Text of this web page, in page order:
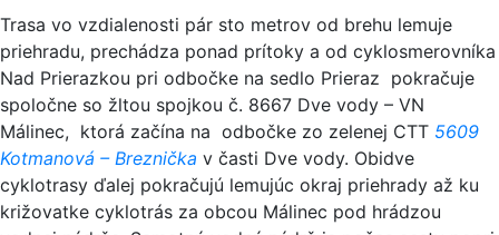
Trasa vo vzdialenosti pár sto metrov od brehu lemuje
priehradu, prechádza ponad prítoky a od cyklosmerovníka
Nad Prierazkou pri odbočke na sedlo Prieraz pokračuje
spoločne so žltou spojkou č. 8667 Dve vody – VN
Málinec, ktorá začína na odbočke zo zelenej CTT 5609
Kotmanová – Breznička v časti Dve vody. Obidve
cyklotrasy ďalej pokračujú lemujúc okraj priehrady až ku
križovatke cyklotrás za obcou Málinec pod hrádzou